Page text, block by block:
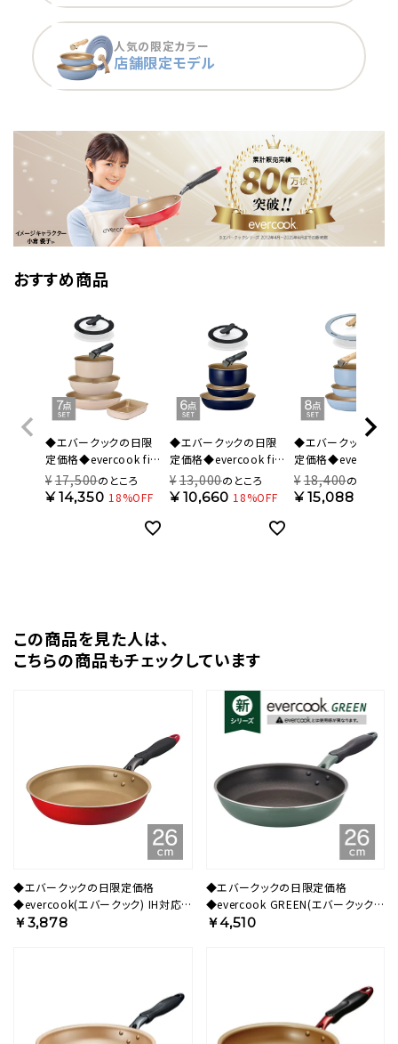
人気の限定カラー
店舗限定モデル
おすすめ商品
◆エバークックの日限
定価格◆evercook fit
(エバークック フィット)
着脱式 フライパン 7点
日保証 EFIST7IV【HO】
¥17,500のところ
¥14,350 18%OFF
◆エバークックの日限
定価格◆evercook fit
(エバークック フィット)
ガス火専用 着脱式 フラ
¥13,000のところ
¥10,660 18%OFF
◆エバークックの日
定価格◆evercook
(エバークック フィッ
【限定色】 IH対応 着
¥18,400のところ
¥15,088
この商品を⾒た⼈は、
こちらの商品もチェックしています
◆エバークックの日限定価格
◆evercook(エバークック) IH対応
フライパン 26cm レッド 500日保証
￥3,878
◆エバークックの日限定価格
◆evercook GREEN(エバークック
グリーン) IH対応 フライパン 26cm
￥4,510